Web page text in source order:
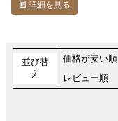
詳細を見る
並び替
え
価格が安い順
レビュー順